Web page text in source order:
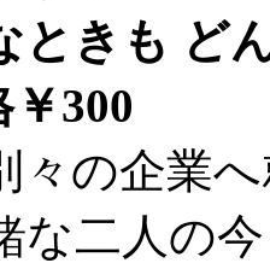
ときも ど
300
々の企業
な二人の